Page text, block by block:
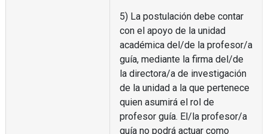
5) La postulación debe contar
con el apoyo de la unidad
académica del/de la profesor/a
guía, mediante la firma del/de
la directora/a de investigación
de la unidad a la que pertenece
quien asumirá el rol de
profesor guía. El/la profesor/a
guía no podrá actuar como